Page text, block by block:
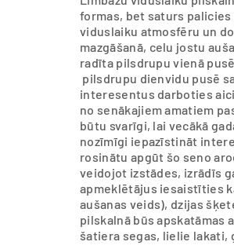
formas, bet saturs
viduslaiku atmosfēru un
mazgāšanā, celu jostu
radīta pilsdrupu vienā
pilsdrupu dienvidu pusē
interesentus darboties
no senākajiem amatiem
būtu svarīgi, lai vecākā
nozīmīgi iepazīstināt
rosinātu apgūt šo seno
veidojot izstādes, izrādīs
apmeklētājus iesaistīties
aušanas veids), dzijas
pilskalnā būs apskatāmas
šatiera segas, lielie lakati,